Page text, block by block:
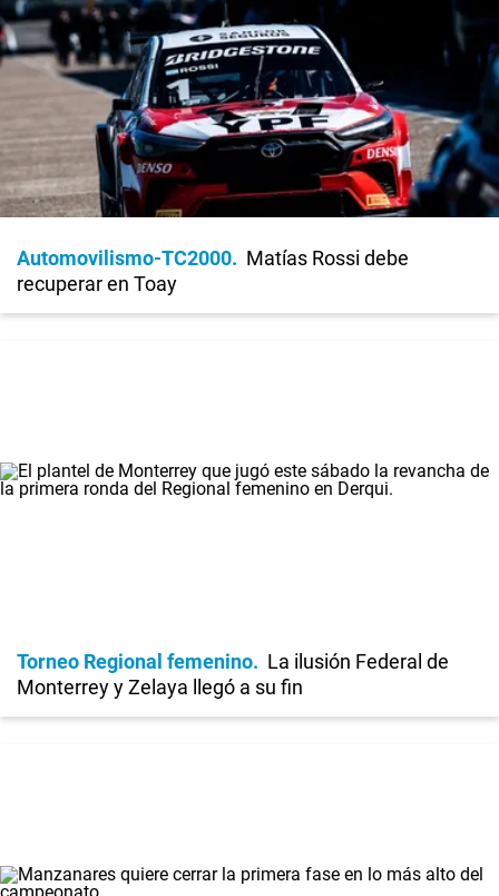
Automovilismo-TC2000
Matías Rossi debe
recuperar en Toay
Torneo Regional femenino
La ilusión Federal de
Monterrey y Zelaya llegó a su fin